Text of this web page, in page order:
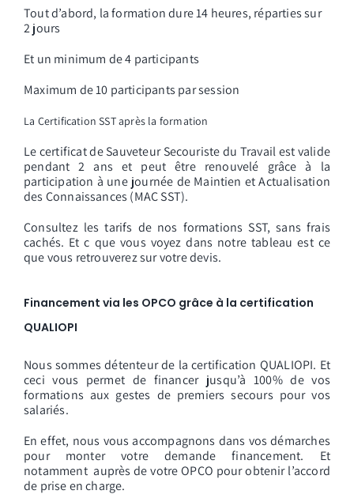
Tout d’abord, la formation dure 14 heures, réparties sur
2 jours
Et un minimum de 4 participants
Maximum de 10 participants par session
La Certification SST après la formation
Le certificat de Sauveteur Secouriste du Travail est valide
pendant 2 ans et peut être renouvelé grâce à la
participation à une journée de Maintien et Actualisation
des Connaissances (MAC SST).
Consultez les tarifs de nos formations SST, sans frais
cachés. Et c que vous voyez dans notre tableau est ce
que vous retrouverez sur votre devis.
Financement via les OPCO grâce à la certification
QUALIOPI
Nous sommes détenteur de la certification QUALIOPI. Et
ceci vous permet de financer jusqu’à 100% de vos
formations aux gestes de premiers secours pour vos
salariés.
En effet, nous vous accompagnons dans vos démarches
pour monter votre demande financement. Et
notamment auprès de votre OPCO pour obtenir l’accord
de prise en charge.